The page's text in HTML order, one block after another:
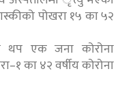
पोखरा १५ का ५२
थप एक जना कोरोना
का ४२ वर्षीय कोरोना